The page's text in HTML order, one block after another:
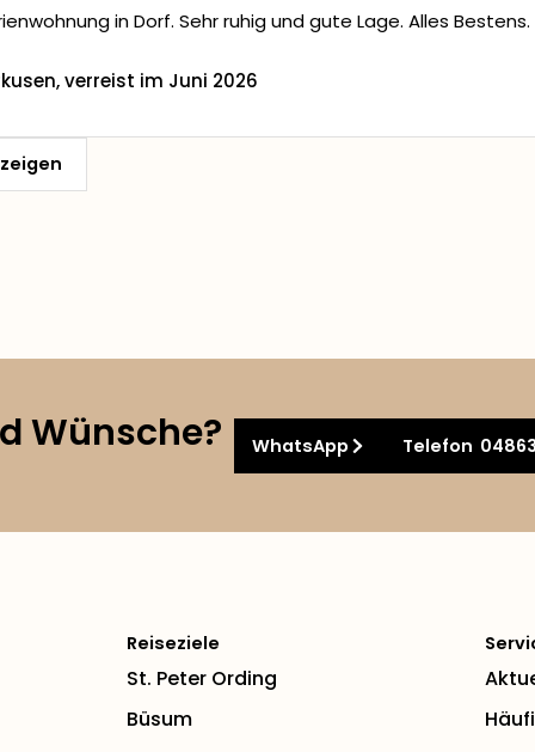
in Dorf. Sehr ruhig und gute Lage. Alles Bestens.
verreist im Juni 2026
Wünsche? WhatsApp Telefon
Reiseziele
St. Peter Ording
Büsum